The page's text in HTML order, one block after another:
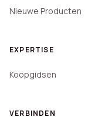
Nieuwe Producten
EXPERTISE
Koopgidsen
VERBINDEN